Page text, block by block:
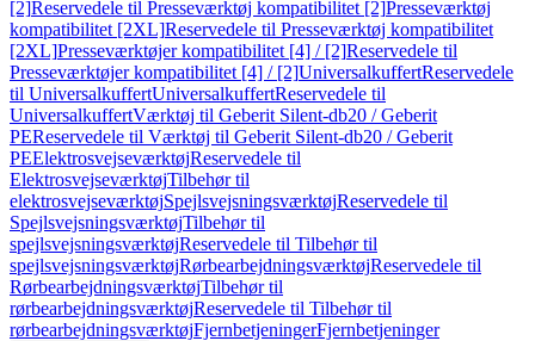
[2]Reservedele til Presseværktøj kompatibilitet [2]Presseværktøj
kompatibilitet [2XL]Reservedele til Presseværktøj kompatibilitet
[2XL]Presseværktøjer kompatibilitet [4] / [2]Reservedele til
Presseværktøjer kompatibilitet [4] / [2]UniversalkuffertReservedele
til UniversalkuffertUniversalkuffertReservedele til
UniversalkuffertVærktøj til Geberit Silent-db20 / Geberit
PEReservedele til Værktøj til Geberit Silent-db20 / Geberit
PEElektrosvejseværktøjReservedele til
ElektrosvejseværktøjTilbehør til
elektrosvejseværktøjSpejlsvejsningsværktøjReservedele til
SpejlsvejsningsværktøjTilbehør til
spejlsvejsningsværktøjReservedele til Tilbehør til
spejlsvejsningsværktøjRørbearbejdningsværktøjReservedele til
RørbearbejdningsværktøjTilbehør til
rørbearbejdningsværktøjReservedele til Tilbehør til
rørbearbejdningsværktøjFjernbetjeningerFjernbetjeninger